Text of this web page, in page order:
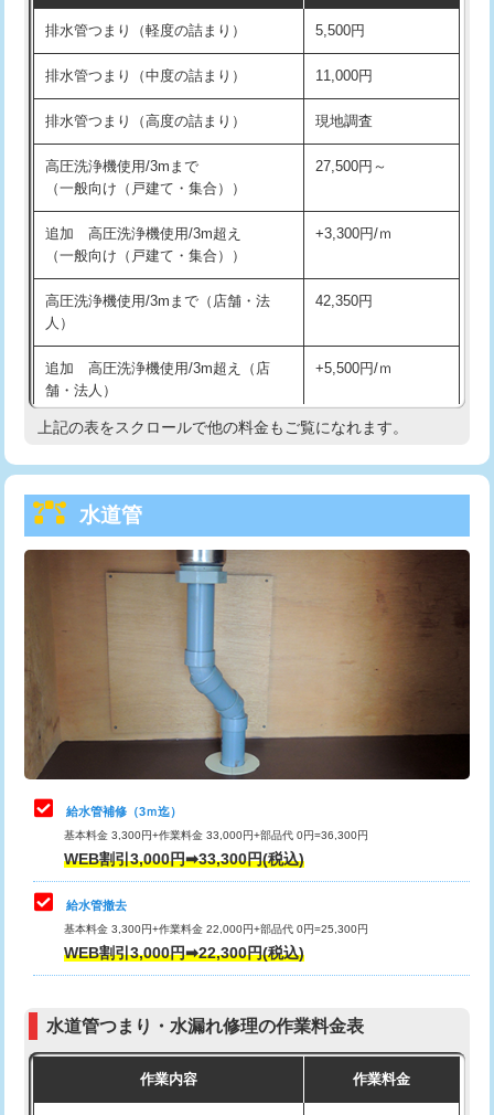
※給水管工事は20mmまでの価格です。
持込商品取付（混合水栓） 16,500円
持込商品取付（浄水器・分岐水栓） 16,500円
給水管工事※（ホール加工) 16,500円
給水管工事※（バンド止め) 3,300円
給水管工事※（支持金具設置)
給水管工事※（保温材使用（バンド止
め込み）)
5,500円
給水管工事※（土の掘削・埋め戻し作
業)
11,000円
給水管工事※（塩ビ管（VP・HI）使
用/3ｍまで)
33,000円
給水管工事※（塩ビ管（VP・HI）使
+8,800円
給水管工事※（ライニング鋼管・銅
管・ポリ管・HT管使用/3ｍまで)
給水管工事※（ライニング鋼管・銅
管・ポリ管・HT管使用/3ｍ超え)
排水管工事（土の掘削・埋め戻し作
11,000円~
排水管工事（排水管工事/3ｍまで） 55,000円
排水管工事（追加 排水管工事/3ｍ超
マス交換（土の掘削・埋め戻し作業）
マス交換（深さ50㎝未満）
マス交換（深さ50㎝以上）
コンクリート斫り（厚さ10㎝まで）
モルタル補修（厚さ10㎝超え） 38,500円
排水管つまり（軽度の詰まり） 5,500円
排水管つまり（中度の詰まり） 11,000円
排水管つまり（高度の詰まり） 現地調査
高圧洗浄機使用/3mまで
（一般向け（戸建て・集合））
27,500円～
追加 高圧洗浄機使用/3m超え
（一般向け（戸建て・集合））
+3,300円/ｍ
高圧洗浄機使用/3mまで（店舗・法
人）
42,350円
追加 高圧洗浄機使用/3m超え（店
舗・法人）
+5,500円/ｍ
高度高圧洗浄換 現地調査
トーラー機使用/3mまで
追加トーラー機使用/3m超え
33,000円
8,800円
止水・漏水調査・防水処理・清掃・修
理・調整・分解・加工など（軽作業）
11,000円
止水・漏水調査・防水処理・清掃・修
理・調整・分解・加工など（中作業）
止水・漏水調査・防水処理・清掃・修
理・調整・分解・加工など（重作業）
33,000円
その他部品の脱着
交換・取付（タンク）
式）)
式・ワンホール）)
上記の表をスクロールで他の料金もご覧になれます。
水道管
給水管補修（3ｍ迄）
基本料金 3,300円+作業料金 33,000円+部品代 0円=36,300円
WEB割引3,000円➡33,300円(税込)
給水管撤去
基本料金 3,300円+作業料金 22,000円+部品代 0円=25,300円
WEB割引3,000円➡22,300円(税込)
水道管つまり・水漏れ修理の作業料金表
作業内容 作業料金